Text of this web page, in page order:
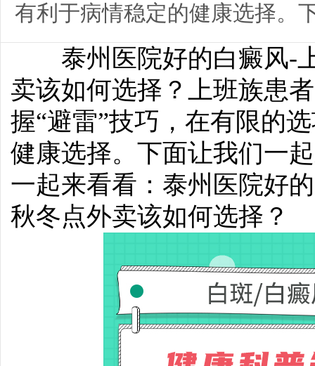
有利于病情稳定的健康选择。
泰州医院好的白癜风-
卖该如何选择？上班族患
握“避雷”技巧，在有限的
健康选择。下面让我们一
一起来看看：泰州医院好
秋冬点外卖该如何选择？